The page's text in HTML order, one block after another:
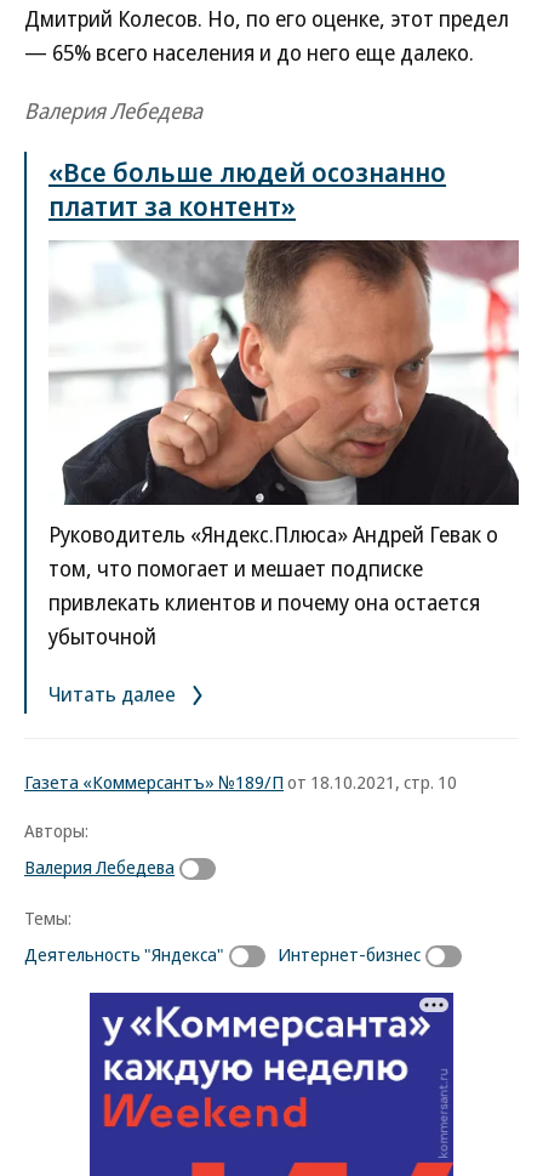
Дмитрий Колесов. Но, по его оценке, этот предел
— 65% всего населения и до него еще далеко.
Валерия Лебедева
«Все больше людей осознанно
платит за контент»
Руководитель «Яндекс.Плюса» Андрей Гевак о
том, что помогает и мешает подписке
привлекать клиентов и почему она остается
убыточной
Читать далее
Газета «Коммерсантъ» №189/П от 18.10.2021, стр. 10
Авторы:
Валерия Лебедева
Темы:
Деятельность "Яндекса"
Интернет-бизнес